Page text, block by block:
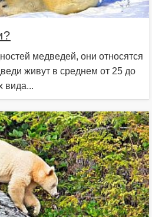
медведей, они относятся
живут в среднем от 25 до
вида...